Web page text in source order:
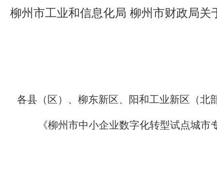
柳州市工业和信息化局 柳州市财政局
各县（区）、柳东新区、阳和工业新区（北
《柳州市中小企业数字化转型试点城